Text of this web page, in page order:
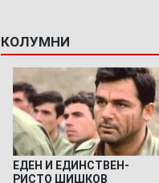
КОЛУМНИ
ЕДЕН И ЕДИНСТВЕН-
РИСТО ШИШКОВ